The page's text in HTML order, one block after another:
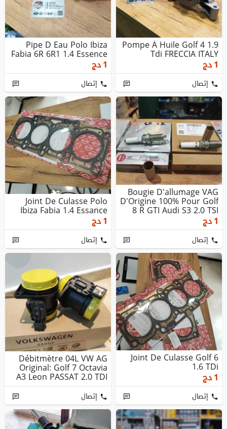
Pompe À Huile Golf 4 1.9
Tdi FRECCIA ITALY
1دج
إتصال
Pipe D Eau Polo Ibiza
Fabia 6R 6R1 1.4 Essence
1دج
إتصال
Bougie D'allumage VAG
D'Origine 100% Pour Golf
8 R GTI Audi S3 2.0 TSI
1دج
إتصال
Joint De Culasse Polo
Ibiza Fabia 1.4 Essance
1دج
إتصال
Joint De Culasse Golf 6
1.6 TDi
1دج
إتصال
Débitmètre 04L VW AG
Original: Golf 7 Octavia
A3 Leon PASSAT 2.0 TDI
2...
إتصال